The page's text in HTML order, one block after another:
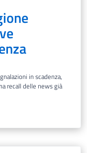
in scadenza,
recall delle news già